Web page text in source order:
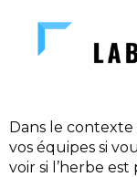
Dans le
vos équipes si
voir si l’herbe